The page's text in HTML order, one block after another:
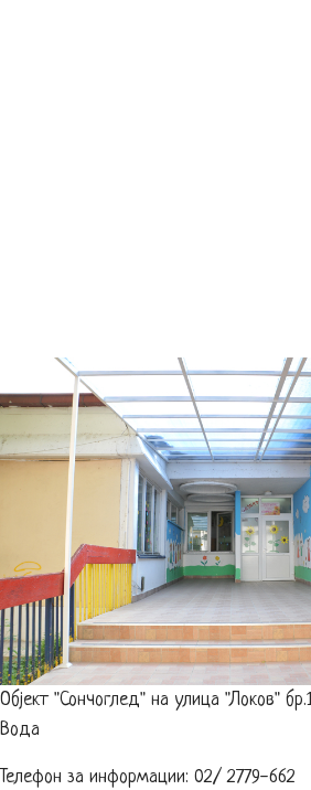
Објект "Сончоглед" на улица "Локов"
Вода
Телефон за информации: 02/ 2779-662